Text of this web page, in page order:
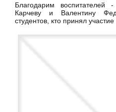
Благодарим воспитателей
Карчеву и Валентину
студентов, кто принял